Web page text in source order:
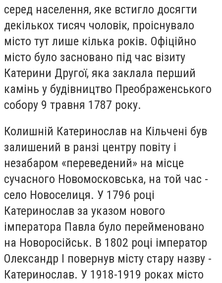
серед населення, яке встигло досягти
декількох тисяч чоловік, проіснувало
місто тут лише кілька років. Офіційно
місто було засновано під час візиту
Катерини Другої, яка заклала перший
камінь у будівництво Преображенського
собору 9 травня 1787 року.
Колишній Катеринослав на Кільчені був
залишений в ранзі центру повіту і
незабаром «переведений» на місце
сучасного Новомосковська, на той час -
село Новоселиця. У 1796 році
Катеринослав за указом нового
імператора Павла було перейменовано
на Новоросійськ. В 1802 році імператор
Олександр I повернув місту стару назву -
Катеринослав. У 1918-1919 роках місто